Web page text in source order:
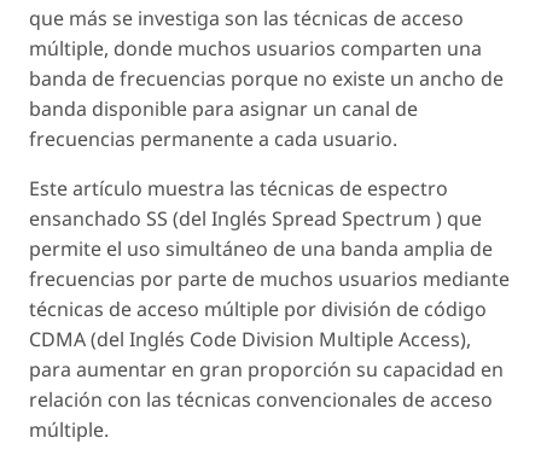
que más se investiga son las técnicas de acceso
múltiple, donde muchos usuarios comparten una
banda de frecuencias porque no existe un ancho de
banda disponible para asignar un canal de
frecuencias permanente a cada usuario.
Este artículo muestra las técnicas de espectro
ensanchado SS (del Inglés Spread Spectrum ) que
permite el uso simultáneo de una banda amplia de
frecuencias por parte de muchos usuarios mediante
técnicas de acceso múltiple por división de código
CDMA (del Inglés Code Division Multiple Access),
para aumentar en gran proporción su capacidad en
relación con las técnicas convencionales de acceso
múltiple.